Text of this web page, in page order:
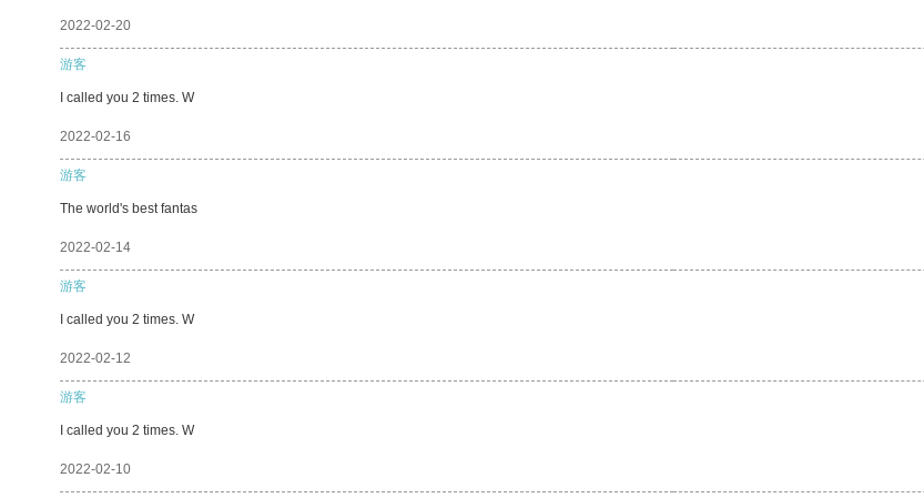
2022-02-20
游客
I called you 2 times. W
2022-02-16
游客
The world's best fantas
2022-02-14
游客
I called you 2 times. W
2022-02-12
游客
I called you 2 times. W
2022-02-10